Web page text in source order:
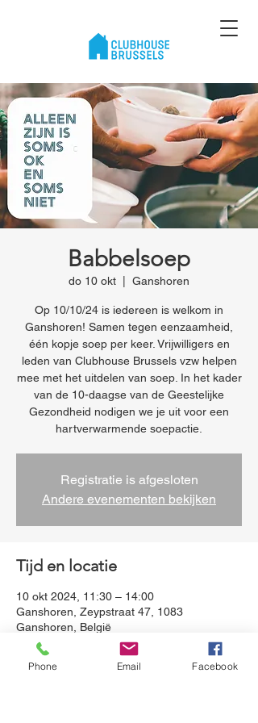
Babbelsoep
do 10 okt Ganshoren
Op 10/10/24 is iedereen is welkom in
Ganshoren! Samen tegen eenzaamheid,
één kopje soep per keer. Vrijwilligers en
leden van Clubhouse Brussels vzw helpen
mee met het uitdelen van soep. In het kader
van de 10-daagse van de Geestelijke
Gezondheid nodigen we je uit voor een
hartverwarmende soepactie.
Registratie is afgesloten
Andere evenementen bekijken
Tijd en locatie
10 okt 2024, 11:30 – 14:00
Ganshoren, Zeypstraat 47, 1083
Ganshoren, België
Over het evenement
Phone Email Facebook